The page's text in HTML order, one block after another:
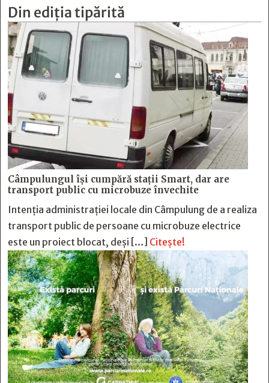
Din ediția tipărită
Câmpulungul îşi cumpără staţii Smart, dar are
transport public cu microbuze învechite
Intenția administrației locale din Câmpulung de a realiza
transport public de persoane cu microbuze electrice
este un proiect blocat, deși […] Citește!